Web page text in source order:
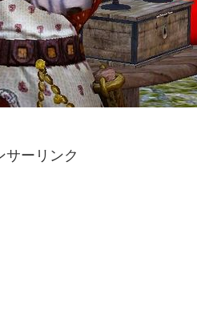
サーリンク